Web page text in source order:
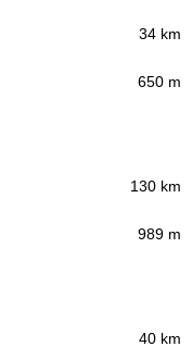
34 km
650 m
130 km
989 m
40 km